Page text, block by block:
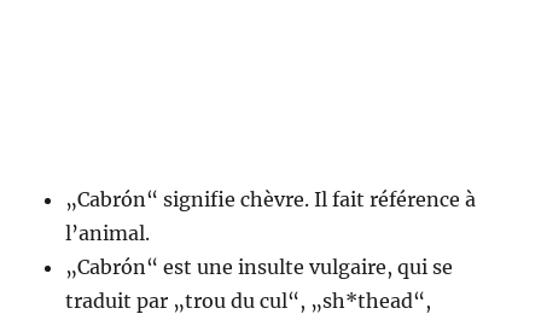
„Cabrón“ signifie chèvre. Il fait référence à
l’animal.
„Cabrón“ est une insulte vulgaire, qui se
traduit par „trou du cul“, „sh*thead“,